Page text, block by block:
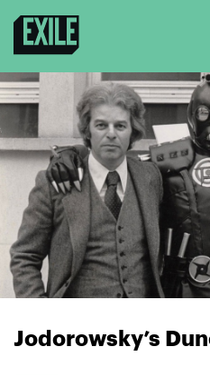
Jodorowsky’s